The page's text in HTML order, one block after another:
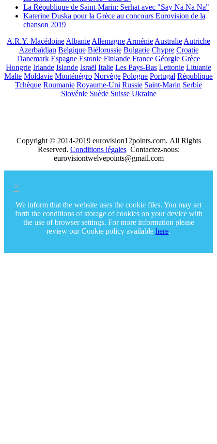
La République de Saint-Marin: Serhat avec "Say Na Na Na"
Katerine Duska pour la Grèce au concours Eurovision de la
chanson 2019
A.R.Y. MacédoineAlbanieAllemagneArménieAustralieAutriche
Azerbaïdjan Belgique Biélorussie Bulgarie Chypre Croatie
Danemark Espagne Estonie Finlande France Géorgie Grèce
Hongrie Irlande Islande Israël Italie Les Pays-Bas Lettonie Lituanie
Malte Moldavie Monténégro Norvège Pologne Portugal République
Tchèque Roumanie Royaume-Uni Russie Saint-Marin Serbie
Slovénie Suède Suisse Ukraine
Copyright © 2014-2019 eurovision12points.com. All Rights
Reserved. Conditions légalesContactez-nous:
eurovisiontwelvepoints@gmail.com
×
We inform that the website uses the cookie files. You may set
forth the conditions of storage of cookies on your device with
the use of browser settings. For more information please
review our Cookie policy available here.